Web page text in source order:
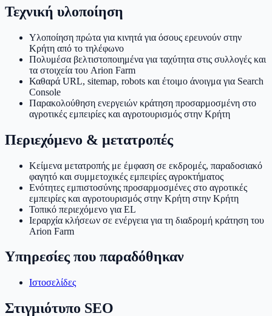
Τεχνική υλοποίηση
Υλοποίηση πρώτα για κινητά για όσους ερευνούν στην
Κρήτη από το τηλέφωνο
Πολυμέσα βελτιστοποιημένα για ταχύτητα στις συλλογές και
τα στοιχεία του Arion Farm
Καθαρά URL, sitemap, robots και έτοιμο άνοιγμα για Search
Console
Παρακολούθηση ενεργειών κράτηση προσαρμοσμένη στο
αγροτικές εμπειρίες και αγροτουρισμός στην Κρήτη
Περιεχόμενο & μετατροπές
Κείμενα μετατροπής με έμφαση σε εκδρομές, παραδοσιακό
φαγητό και συμμετοχικές εμπειρίες αγροκτήματος
Ενότητες εμπιστοσύνης προσαρμοσμένες στο αγροτικές
εμπειρίες και αγροτουρισμός στην Κρήτη στην Κρήτη
Τοπικό περιεχόμενο για EL
Ιεραρχία κλήσεων σε ενέργεια για τη διαδρομή κράτηση του
Arion Farm
Υπηρεσίες που παραδόθηκαν
Ιστοσελίδες
Στιγμιότυπο SEO